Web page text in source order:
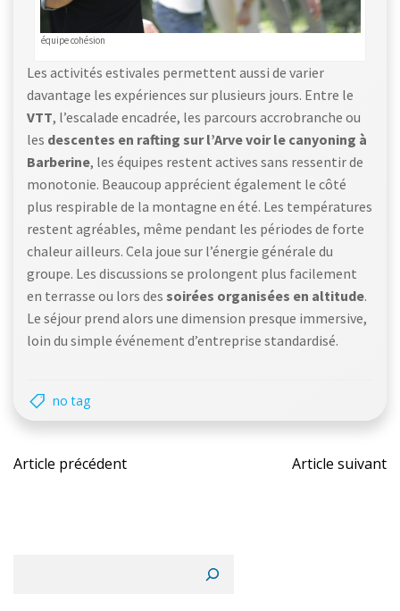
équipe cohésion
Les activités estivales permettent aussi de varier
davantage les expériences sur plusieurs jours. Entre le
VTT, l’escalade encadrée, les parcours accrobranche ou
les descentes en rafting sur l’Arve voir le canyoning à
Barberine, les équipes restent actives sans ressentir de
monotonie. Beaucoup apprécient également le côté
plus respirable de la montagne en été. Les températures
restent agréables, même pendant les périodes de forte
chaleur ailleurs. Cela joue sur l’énergie générale du
groupe. Les discussions se prolongent plus facilement
en terrasse ou lors des soirées organisées en altitude.
Le séjour prend alors une dimension presque immersive,
loin du simple événement d’entreprise standardisé.
no tag
Post
Article précédent
Post
Article suivant